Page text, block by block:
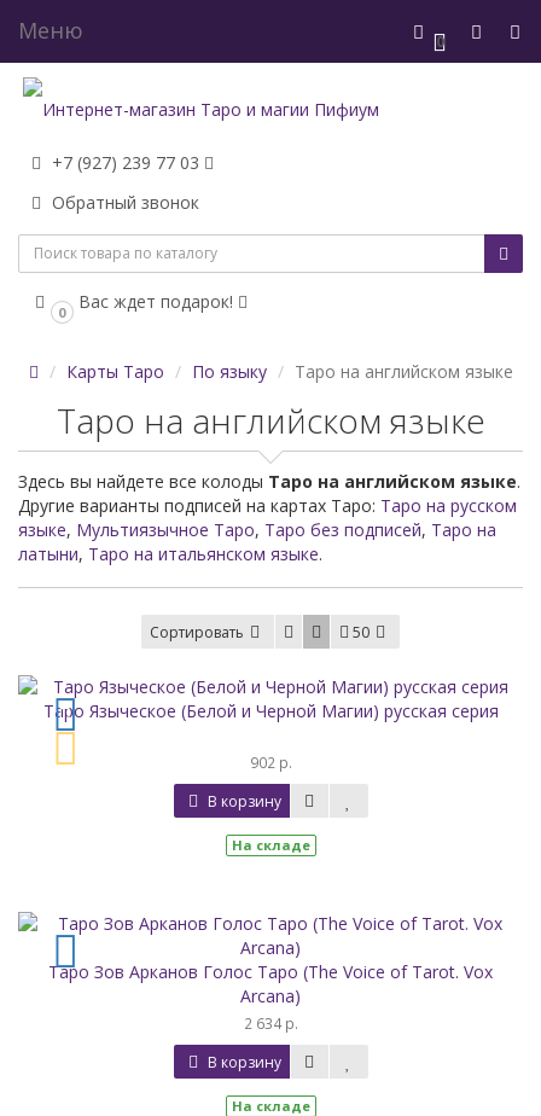
Меню 0
+7 (927) 239 77 03
Обратный звонок
0 Вас ждет подарок!
Карты Таро По языку Таро на английском языке
Таро на английском языке
Здесь вы найдете все колоды Таро на английском языке.
Другие варианты подписей на картах Таро: Таро на русском
языке, Мультиязычное Таро, Таро без подписей, Таро на
латыни, Таро на итальянском языке.
Сортировать 50
Таро Языческое (Белой и Черной Магии) русская серия
902 р.
В корзину
На складе
Таро Зов Арканов Голос Таро (The Voice of Tarot. Vox
Arcana)
2 634 р.
В корзину
На складе